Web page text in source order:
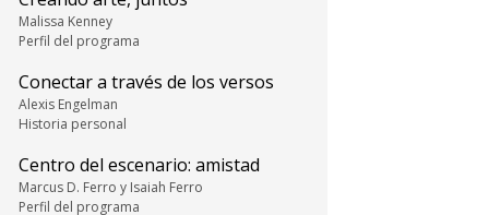
Malissa Kenney
Perfil del programa
Conectar a través de los versos
Alexis Engelman
Historia personal
Centro del escenario: amistad
Marcus D. Ferro y Isaiah Ferro
Perfil del programa